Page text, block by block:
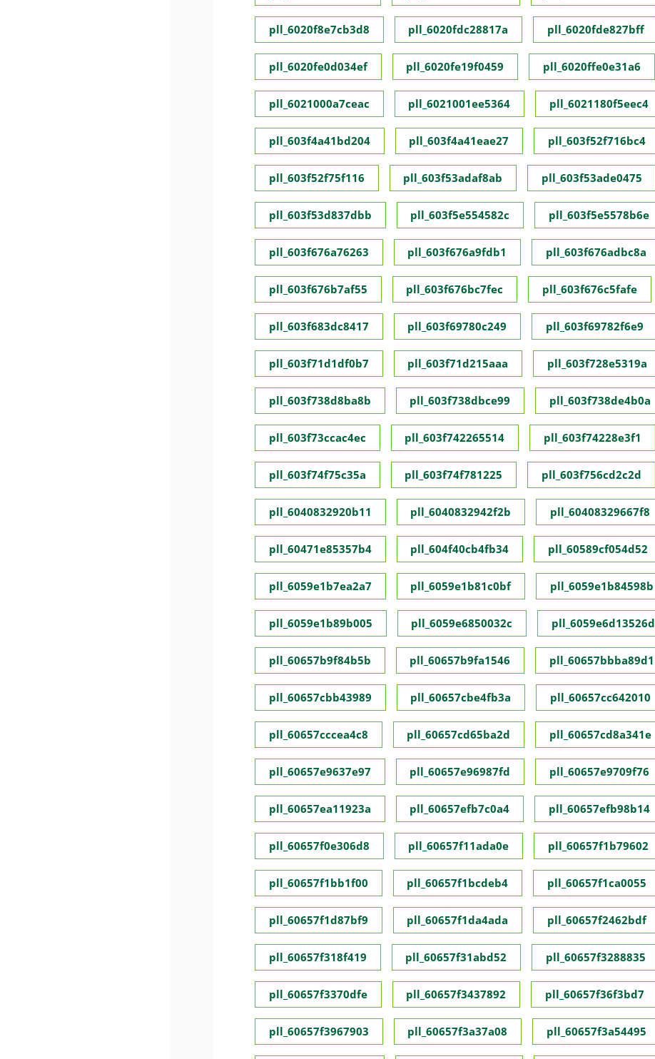
pll_6020f8e7cb3d8 pll_6020fdc28817a pll_6020fde827bff
pll_6020fe0d034ef pll_6020fe19f0459 pll_6020ffe0e31a6
pll_6021000a7ceac pll_6021001ee5364 pll_6021180f5eec4
pll_603f4a41bd204 pll_603f4a41eae27 pll_603f52f716bc4
pll_603f52f75f116 pll_603f53adaf8ab pll_603f53ade0475
pll_603f53d837dbb pll_603f5e554582c pll_603f5e5578b6e
pll_603f676a76263 pll_603f676a9fdb1 pll_603f676adbc8a
pll_603f676b7af55 pll_603f676bc7fec pll_603f676c5fafe
pll_603f683dc8417 pll_603f69780c249 pll_603f69782f6e9
pll_603f71d1df0b7 pll_603f71d215aaa pll_603f728e5319a
pll_603f738d8ba8b pll_603f738dbce99 pll_603f738de4b0a
pll_603f73ccac4ec pll_603f742265514 pll_603f74228e3f1
pll_603f74f75c35a pll_603f74f781225 pll_603f756cd2c2d
pll_6040832920b11 pll_6040832942f2b pll_60408329667f8
pll_60471e85357b4 pll_604f40cb4fb34 pll_60589cf054d52
pll_6059e1b7ea2a7 pll_6059e1b81c0bf pll_6059e1b84598b
pll_6059e1b89b005 pll_6059e6850032c pll_6059e6d13526d
pll_60657b9f84b5b pll_60657b9fa1546 pll_60657bbba89d1
pll_60657cbb43989 pll_60657cbe4fb3a pll_60657cc642010
pll_60657cccea4c8 pll_60657cd65ba2d pll_60657cd8a341e
pll_60657e9637e97 pll_60657e96987fd pll_60657e9709f76
pll_60657ea11923a pll_60657efb7c0a4 pll_60657efb98b14
pll_60657f0e306d8 pll_60657f11ada0e pll_60657f1b79602
pll_60657f1bb1f00 pll_60657f1bcdeb4 pll_60657f1ca0055
pll_60657f1d87bf9 pll_60657f1da4ada pll_60657f2462bdf
pll_60657f318f419 pll_60657f31abd52 pll_60657f3288835
pll_60657f3370dfe pll_60657f3437892 pll_60657f36f3bd7
pll_60657f3967903 pll_60657f3a37a08 pll_60657f3a54495